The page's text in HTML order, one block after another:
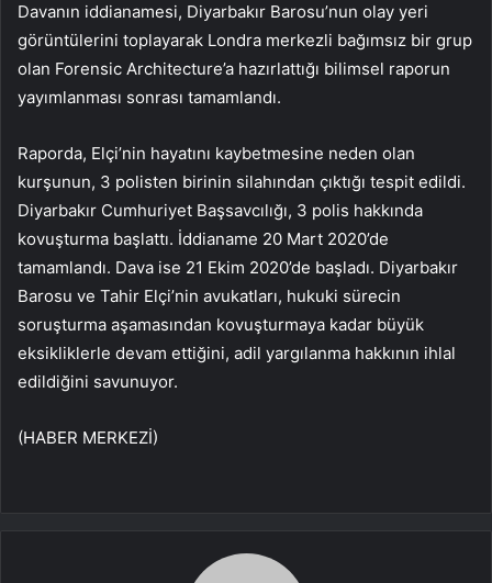
Davanın iddianamesi, Diyarbakır Barosu’nun olay yeri
görüntülerini toplayarak Londra merkezli bağımsız bir grup
olan Forensic Architecture’a hazırlattığı bilimsel raporun
yayımlanması sonrası tamamlandı.
Raporda, Elçi’nin hayatını kaybetmesine neden olan
kurşunun, 3 polisten birinin silahından çıktığı tespit edildi.
Diyarbakır Cumhuriyet Başsavcılığı, 3 polis hakkında
kovuşturma başlattı. İddianame 20 Mart 2020’de
tamamlandı. Dava ise 21 Ekim 2020’de başladı. Diyarbakır
Barosu ve Tahir Elçi’nin avukatları, hukuki sürecin
soruşturma aşamasından kovuşturmaya kadar büyük
eksikliklerle devam ettiğini, adil yargılanma hakkının ihlal
edildiğini savunuyor.
(HABER MERKEZİ)